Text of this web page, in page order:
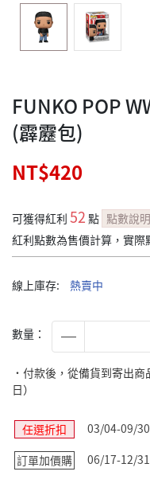
FUNKO POP
(霹靂包)
NT$420
可獲得紅利 52 點 點數說明
紅利點數為售價計算，實
線上庫存: 熱賣中
數量：
˙付款後，從備貨到寄出商
日）
任選折扣
03/04-09/
訂單加價購
06/17-12/